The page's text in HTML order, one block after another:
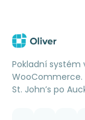
Pokladní systém
St. John’s po